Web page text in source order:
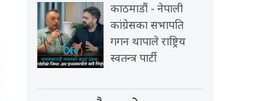
काठमाडौं - नेपाली
कांग्रेसका सभापति
गगन थापाले राष्ट्रिय
स्वतन्त्र पार्टी